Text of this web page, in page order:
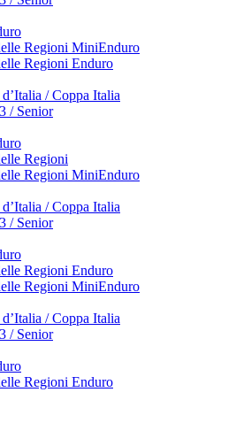
Regioni MiniEnduro
Regioni Enduro
/ Coppa Italia
/ Senior
Regioni
Regioni MiniEnduro
/ Coppa Italia
/ Senior
Regioni Enduro
Regioni MiniEnduro
/ Coppa Italia
/ Senior
Regioni Enduro